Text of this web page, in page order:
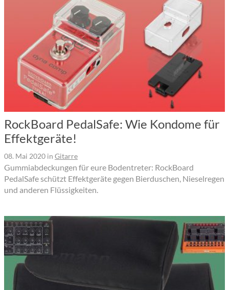
RockBoard PedalSafe: Wie Kondome für
Effektgeräte!
08. Mai 2020 in Gitarre
Gummiabdeckungen für eure Bodentreter: RockBoard
PedalSafe schützt Effektgeräte gegen Bierduschen, Nieselregen
und anderen Flüssigkeiten.